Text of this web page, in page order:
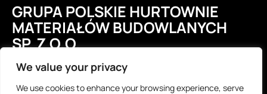
We value your privacy
We use cookies to enhance your browsing experience, serve
GRUPA POLSKIE HURTOWNIE
MATERIAŁÓW BUDOWLANYCH
SP. Z O.O.